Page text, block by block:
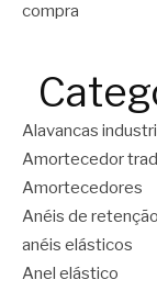
compra
Alavancas
Amortecedor
Amortecedores
Anéis de retenção
anéis elásticos
Anel elástico